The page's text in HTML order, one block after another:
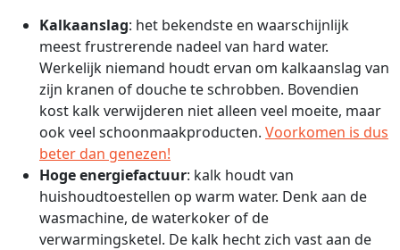
Kalkaanslag: het bekendste en waarschijnlijk
meest frustrerende nadeel van hard water.
Werkelijk niemand houdt ervan om kalkaanslag van
zijn kranen of douche te schrobben. Bovendien
kost kalk verwijderen niet alleen veel moeite, maar
ook veel schoonmaakproducten. Voorkomen is dus
beter dan genezen!
Hoge energiefactuur: kalk houdt van
huishoudtoestellen op warm water. Denk aan de
wasmachine, de waterkoker of de
verwarmingsketel. De kalk hecht zich vast aan de